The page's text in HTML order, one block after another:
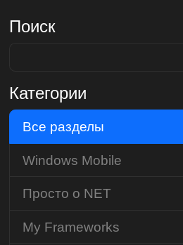
Поиск
Категории
Все разделы
Windows Mobile
Просто о NET
My Frameworks